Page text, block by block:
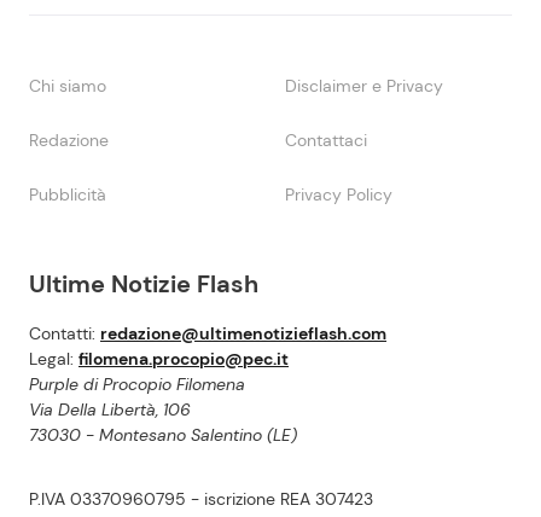
Ultime Notizie Flash
Contatti: redazione@ultimenotizieflash.com
Legal: filomena.procopio@pec.it
Purple di Procopio Filomena
Via Della Libertà, 106
73030 - Montesano Salentino (LE)
P.IVA 03370960795 - iscrizione REA 307423
Chi siamo Disclaimer e Privacy
Redazione Contattaci
Pubblicità Privacy Policy